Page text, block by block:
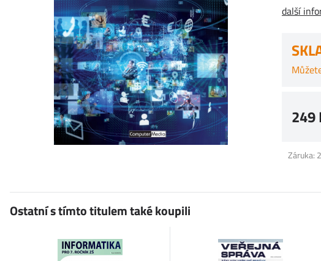
další
249
Záruka:
Ostatní s tímto titulem také koupili